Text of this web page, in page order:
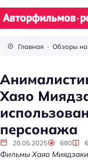
р
о
и
н
о
Главная Обзоры на
Хаяо
персонажа
20.05.2025 680 6
Фильмы Хаяо Миядзаки